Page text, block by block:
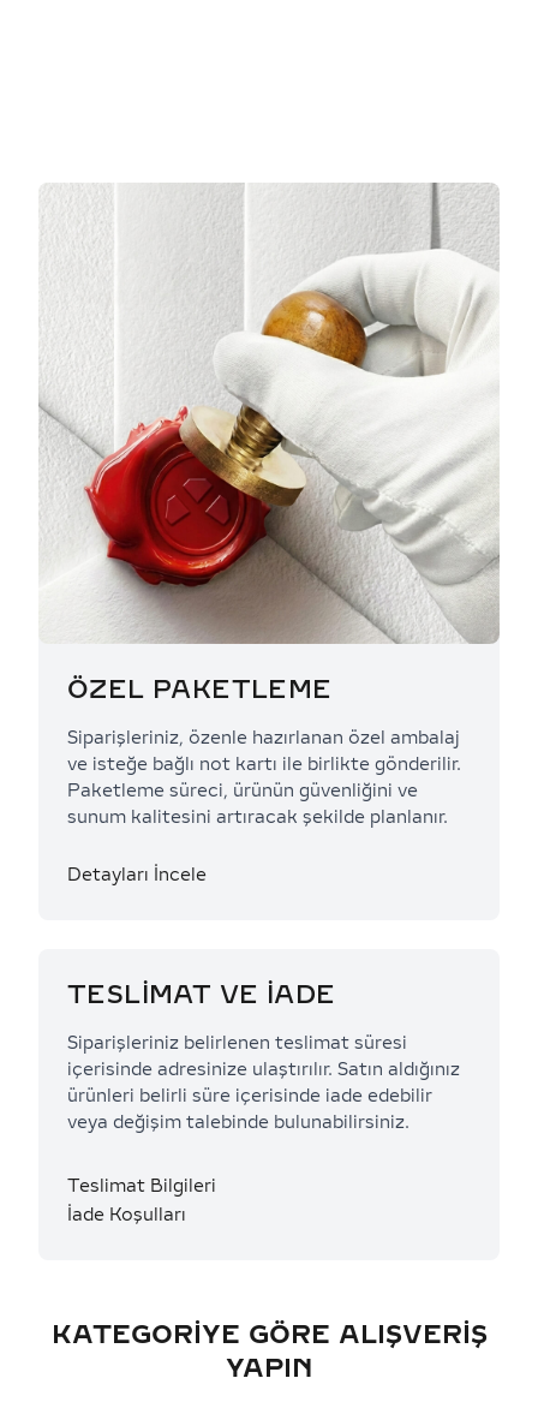
ÖZEL PAKETLEME
Siparişleriniz, özenle hazırlanan özel ambalaj
ve isteğe bağlı not kartı ile birlikte gönderilir.
Paketleme süreci, ürünün güvenliğini ve
sunum kalitesini artıracak şekilde planlanır.
Detayları İncele
TESLİMAT VE İADE
Siparişleriniz belirlenen teslimat süresi
içerisinde adresinize ulaştırılır. Satın aldığınız
ürünleri belirli süre içerisinde iade edebilir
veya değişim talebinde bulunabilirsiniz.
Teslimat Bilgileri
İade Koşulları
KATEGORIYE GÖRE ALIŞVERIŞ
YAPIN